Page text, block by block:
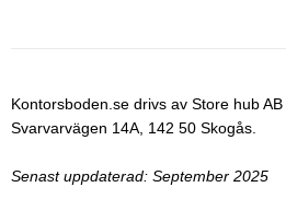
Kontorsboden.se drivs av Store hub
Svarvarvägen 14A, 142 50 Skogås.
Senast uppdaterad: September 2025